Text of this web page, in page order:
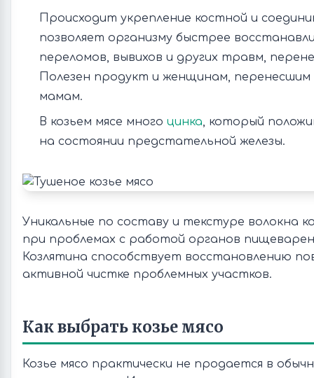
Происходит укрепление костной и
позволяет организму быстрее
переломов, вывихов и других травм,
Полезен продукт и женщинам,
мамам.
В козьем мясе много цинка, который
на состоянии предстательной железы.
Уникальные по составу и текстуре волокна
при проблемах с работой органов
Козлятина способствует восстановлению
активной чистке проблемных участков.
Как выбрать козье мясо
Козье мясо практически не продается в